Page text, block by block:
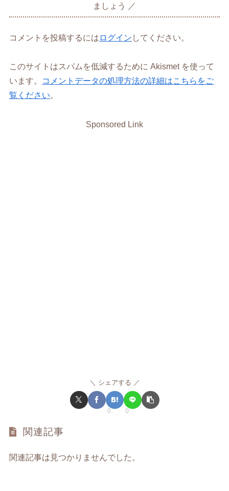
ましょう
コメントを投稿するには ログイン してください。
このサイトはスパムを低減するために Akismet を使って
います。
コメントデータの処理方法の詳細はこちらをご
覧ください。
Sponsored Link
シェアする
0 0
関連記事
関連記事は見つかりませんでした。